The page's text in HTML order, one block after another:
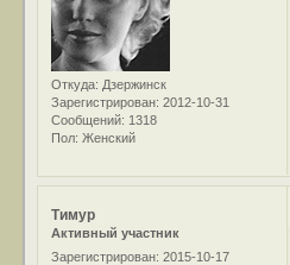
Откуда: Дзержинск
Зарегистрирован: 2012-10-31
Сообщений: 1318
Пол: Женский
Тимур
Активный участник
Зарегистрирован: 2015-10-17